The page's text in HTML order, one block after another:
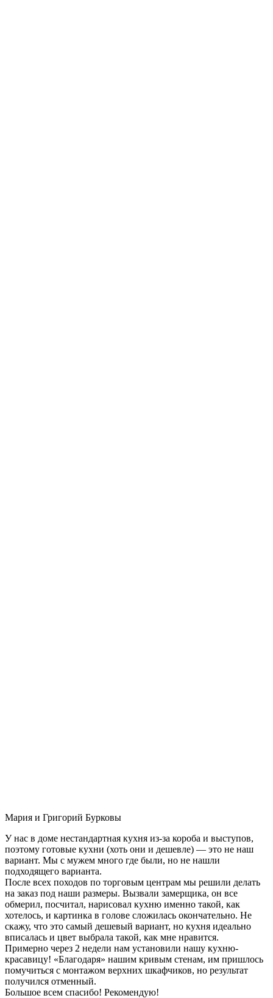
Мария и Григорий Бурковы
У нас в доме нестандартная кухня из-за короба и выступов,
поэтому готовые кухни (хоть они и дешевле) — это не наш
вариант. Мы с мужем много где были, но не нашли
подходящего варианта.
После всех походов по торговым центрам мы решили делать
на заказ под наши размеры. Вызвали замерщика, он все
обмерил, посчитал, нарисовал кухню именно такой, как
хотелось, и картинка в голове сложилась окончательно. Не
скажу, что это самый дешевый вариант, но кухня идеально
вписалась и цвет выбрала такой, как мне нравится.
Примерно через 2 недели нам установили нашу кухню-
красавицу! «Благодаря» нашим кривым стенам, им пришлось
помучиться с монтажом верхних шкафчиков, но результат
получился отменный.
Большое всем спасибо! Рекомендую!